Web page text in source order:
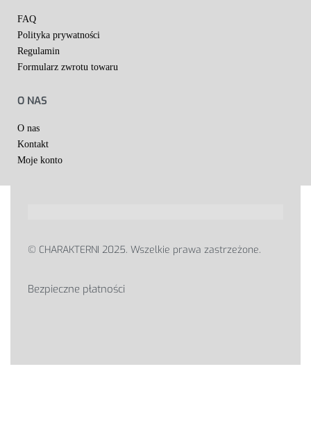
FAQ
Polityka prywatności
Regulamin
Formularz zwrotu towaru
O NAS
O nas
Kontakt
Moje konto
© CHARAKTERNI 2025. Wszelkie prawa zastrzeżone.
Bezpieczne płatności